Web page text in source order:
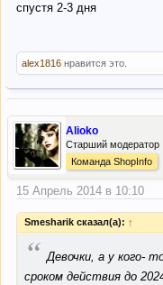
спустя 2-3 дня
alex1816 нравится это.
Alioko
Старший модератор
Команда ShopInfo
15 Апрель 2014 в 10:10
Smesharik сказал(а): ↑
“ Девочки, а у кого-
сроком действия до